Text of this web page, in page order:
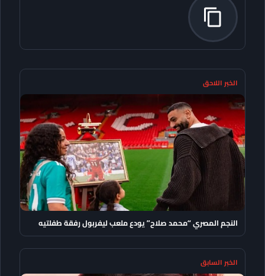
الخبر اللاحق
النجم المصري “محمد صلاح” يودع ملعب ليفربول رفقة طفلتيه
الخبر السابق